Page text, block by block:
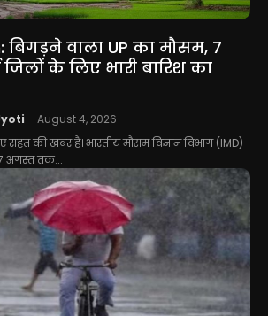
बिगड़ने वाला UP का मौसम, 7
के लिए भारी बारिश का
-August 4, 2026
राहत की खबर है। भारतीय मौसम विज्ञान विभाग (IMD)
अगस्त तक...